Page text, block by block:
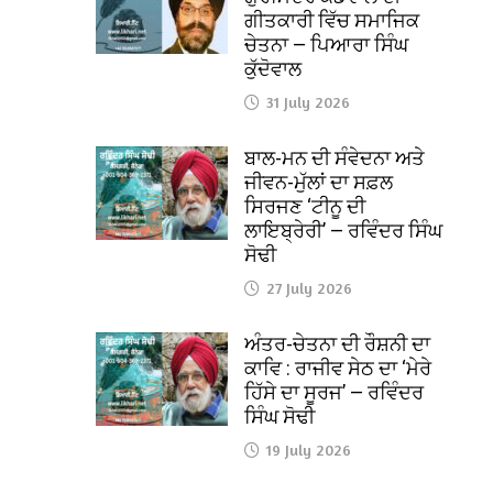
ਗੀਤਕਾਰੀ ਵਿੱਚ ਸਮਾਜਿਕ
ਚੇਤਨਾ — ਪਿਆਰਾ ਸਿੰਘ
ਕੁੱਦੋਵਾਲ
31 July 2026
ਬਾਲ-ਮਨ ਦੀ ਸੰਵੇਦਨਾ ਅਤੇ
ਜੀਵਨ-ਮੁੱਲਾਂ ਦਾ ਸਫ਼ਲ
ਸਿਰਜਣ ‘ਟੀਨੂ ਦੀ
ਲਾਇਬ੍ਰੇਰੀ’ — ਰਵਿੰਦਰ ਸਿੰਘ
ਸੋਢੀ
27 July 2026
ਅੰਤਰ-ਚੇਤਨਾ ਦੀ ਰੌਸ਼ਨੀ ਦਾ
ਕਾਵਿ : ਰਾਜੀਵ ਸੇਠ ਦਾ ‘ਮੇਰੇ
ਹਿੱਸੇ ਦਾ ਸੂਰਜ’ — ਰਵਿੰਦਰ
ਸਿੰਘ ਸੋਢੀ
19 July 2026